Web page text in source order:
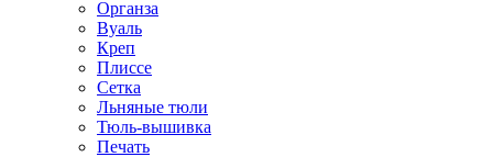
Органза
Вуаль
Креп
Плиссе
Сетка
Льняные тюли
Тюль-вышивка
Печать